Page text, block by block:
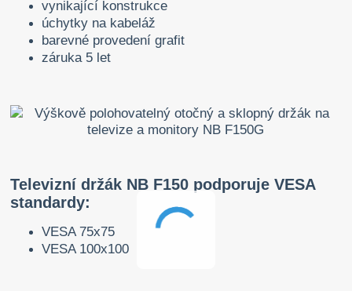
vynikající konstrukce
úchytky na kabeláž
barevné provedení grafit
záruka 5 let
Televizní držák NB F150 podporuje VESA
standardy:
VESA 75x75
VESA 100x100